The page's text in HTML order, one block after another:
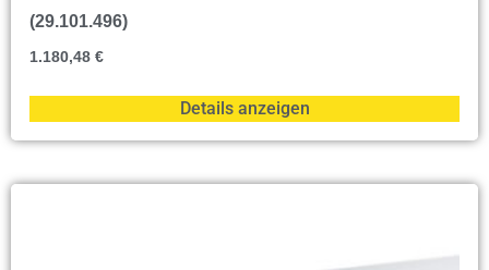
(29.101.496)
1.180,48 €
Details anzeigen